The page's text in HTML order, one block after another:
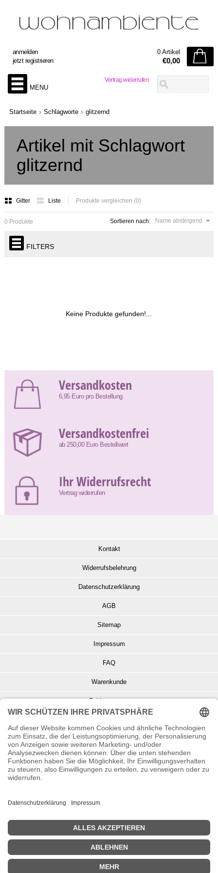
Vertrag widerrufen
anmelden
jetzt registrieren
0 Artikel
€0,00
MENU
Startseite Schlagworte glitzernd
Artikel mit Schlagwort
glitzernd
Gitter Liste Produkte vergleichen (0)
Sortieren nach: Name absteigend
0 Produkte
FILTERS
Keine Produkte gefunden!...
Versandkosten
6,95 Euro pro Bestellung
Versandkostenfrei
ab 250,00 Euro Bestellwert
Ihr Widerrufsrecht
Vertrag widerrufen
Kontakt
Widerrufsbelehrung
Datenschutzerklärung
AGB
Sitemap
Impressum
FAQ
Warenkunde
Zahlungsarten
Info zu Elektro- u. Elektronikgeräten
Batterieentsorgung
Informationen zur Echtheit von Kundenbewertungen
© Copyright 2026 Wohnambiente-Shop